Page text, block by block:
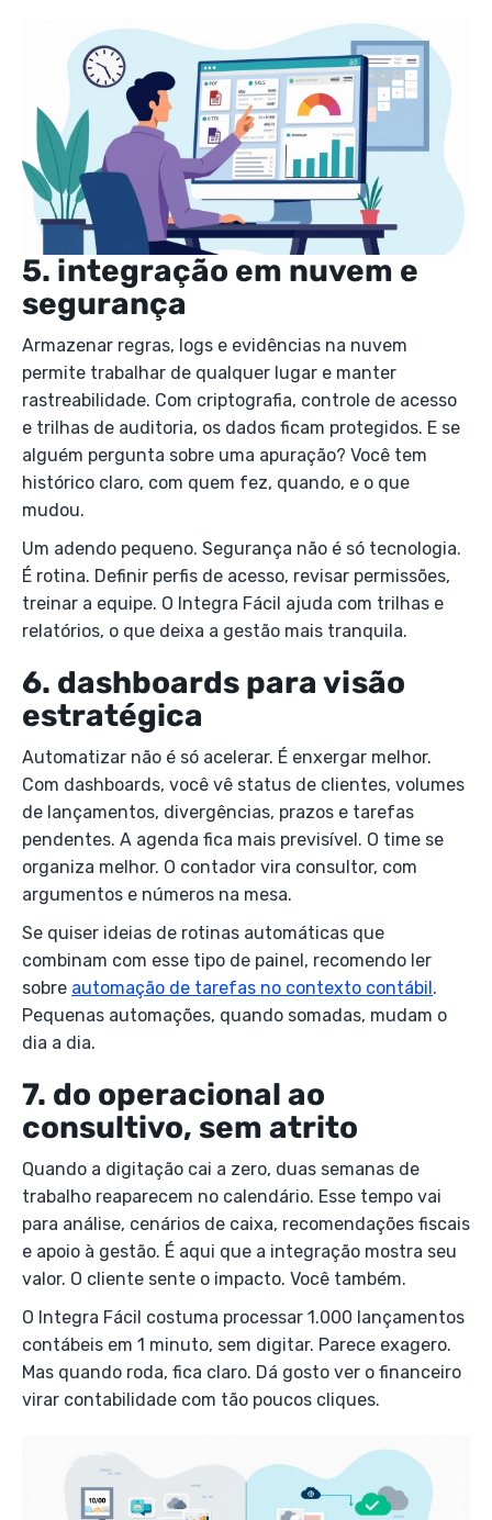
5. integração em nuvem e
segurança
Armazenar regras, logs e evidências na nuvem
permite trabalhar de qualquer lugar e manter
rastreabilidade. Com criptografia, controle de acesso
e trilhas de auditoria, os dados ficam protegidos. E se
alguém pergunta sobre uma apuração? Você tem
histórico claro, com quem fez, quando, e o que
mudou.
Um adendo pequeno. Segurança não é só tecnologia.
É rotina. Definir perfis de acesso, revisar permissões,
treinar a equipe. O Integra Fácil ajuda com trilhas e
relatórios, o que deixa a gestão mais tranquila.
6. dashboards para visão
estratégica
Automatizar não é só acelerar. É enxergar melhor.
Com dashboards, você vê status de clientes, volumes
de lançamentos, divergências, prazos e tarefas
pendentes. A agenda fica mais previsível. O time se
organiza melhor. O contador vira consultor, com
argumentos e números na mesa.
Se quiser ideias de rotinas automáticas que
combinam com esse tipo de painel, recomendo ler
sobre automação de tarefas no contexto contábil .
Pequenas automações, quando somadas, mudam o
dia a dia.
7. do operacional ao
consultivo, sem atrito
Quando a digitação cai a zero, duas semanas de
trabalho reaparecem no calendário. Esse tempo vai
para análise, cenários de caixa, recomendações fiscais
e apoio à gestão. É aqui que a integração mostra seu
valor. O cliente sente o impacto. Você também.
O Integra Fácil costuma processar 1.000 lançamentos
contábeis em 1 minuto, sem digitar. Parece exagero.
Mas quando roda, fica claro. Dá gosto ver o financeiro
virar contabilidade com tão poucos cliques.